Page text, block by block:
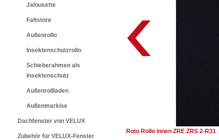
Jalousette
Faltstore
Außenrollo
Insektenschutzrollo
Schieberahmen als
Insektenschutz
Außenrollladen
Außenmarkise
Dachfenster von VELUX
Zubehör für VELUX-Fenster
Roto Rollo innen ZRE ZRS 2-R31